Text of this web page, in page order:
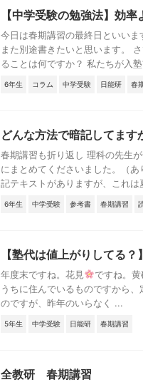
【中学受験の勉強法】効
今日は春期講習の最終日といいま
また別途書きたいと思います。
ることは何ですか？ 私たちが入
6年生 コラム 中学受験 日能研 春
どんな方法で暗記してます
春期講習も折り返し 理科の先生
にまとめてくださいました。（
記テキストがありますが、これは
6年生 中学受験 参考書 春期講習
【塾代は値上がりしてる
年度末ですね。花見
ですね。
うちに住んでいるものですから
のですが、昨年のいらなく ...
5年生 中学受験 日能研 春期講習
全教研 春期講習